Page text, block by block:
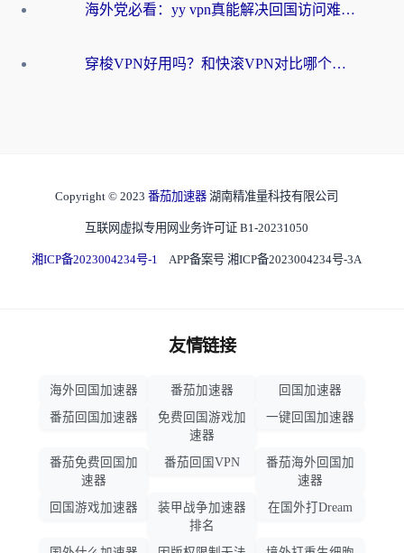
海外党必看：yy vpn真能解决回国访问难题？附云极initap测评+免费方案对比
穿梭VPN好用吗？和快滚VPN对比哪个回国效果更好？海外党选回国加速器必看指南
Copyright © 2023 番茄加速器 湖南精准量科技有限公司
互联网虚拟专用网业务许可证 B1-20231050
湘ICP备2023004234号-1 APP备案号 湘ICP备2023004234号-3A
友情链接
海外回国加速器 番茄加速器
回国加速器
番茄回国加速器
免费回国游戏加
速器
一键回国加速器
番茄免费回国加
速器
番茄回国VPN
番茄海外回国加
速器
回国游戏加速器
装甲战争加速器
排名
在国外打Dream